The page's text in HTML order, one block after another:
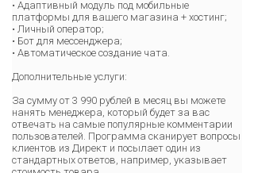
• Адаптивный модуль под мобильные
платформы для вашего магазина + хостинг;
• Личный оператор;
• Бот для мессенджера;
• Автоматическое создание чата.
Дополнительные услуги:
За сумму от 3 990 рублей в месяц вы можете
нанять менеджера, который будет за вас
отвечать на самые популярные комментарии
пользователей. Программа сканирует вопросы
клиентов из Директ и посылает один из
стандартных ответов, например, указывает